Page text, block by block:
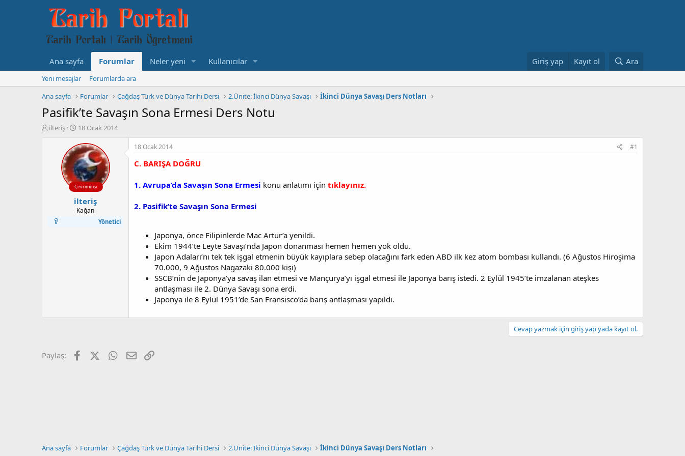
Ana sayfa Forumlar Neler yeni Kullanıcılar Giriş yap Kayıt ol Ara
Yeni mesajlar
Forumlarda ara
Ana sayfa
Forumlar Çağdaş Türk ve Dünya Tarihi Dersi 2.Ünite: İkinci Dünya Savaşı İkinci Dünya Savaşı Ders Notları
Pasifik’te Savaşın Sona Ermesi Ders Notu
K
ilteriş
B
ş
l
a
n
g
ı
ç
t
18 Ocak 2014
Çevrimdışı
ilteriş
Kağan
Yönetici
18 Ocak 2014 #1
C. BARIŞA DOĞRU
1. Avrupa’da Savaşın Sona Ermesi konu anlatımı için tıklayınız.
2. Pasifik’te Savaşın Sona Ermesi
Japonya, önce Filipinlerde Mac Artur’a yenildi.
Ekim 1944’te Leyte Savaşı’nda Japon donanması hemen hemen yok oldu.
Japon Adaları’nı tek tek işgal etmenin büyük kayıplara sebep olacağını fark eden ABD ilk kez atom bombası kullandı. (6 Ağustos Hiroşima
70.000, 9 Ağustos Nagazaki 80.000 kişi)
SSCB’nin de Japonya’ya savaş ilan etmesi ve Mançurya’yı işgal etmesi ile Japonya barış istedi. 2 Eylül 1945’te imzalanan ateşkes
antlaşması ile 2. Dünya Savaşı sona erdi.
Japonya ile 8 Eylül 1951’de San Fransisco’da barış antlaşması yapıldı.
Cevap yazmak için giriş yap yada kayıt ol.
Paylaş: FacebookX (Twitter)WhatsApp
E-posta
Ana sayfa Forumlar Çağdaş Türk ve Dünya Tarihi Dersi 2.Ünite: İkinci Dünya Savaşı İkinci Dünya Savaşı Ders Notları